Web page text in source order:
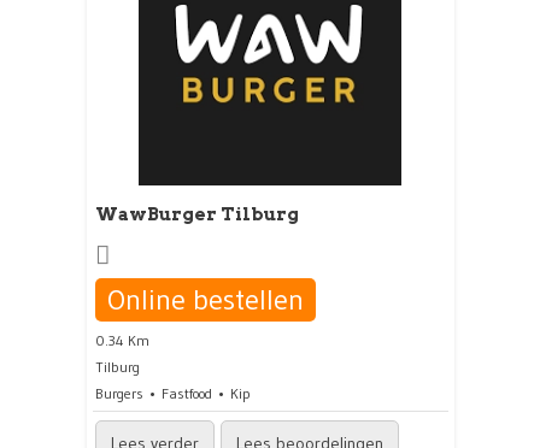
WawBurger Tilburg
Online bestellen
0.34 Km
Tilburg
Burgers
Fastfood Kip
Lees verder Lees beoordelingen